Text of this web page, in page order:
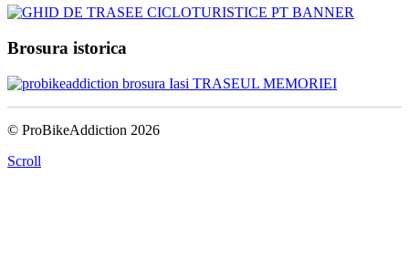
Brosura istorica
© ProBikeAddiction 2026
Scroll